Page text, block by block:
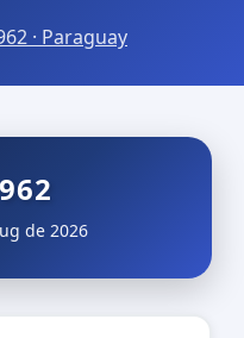
· Paraguay
de 2026